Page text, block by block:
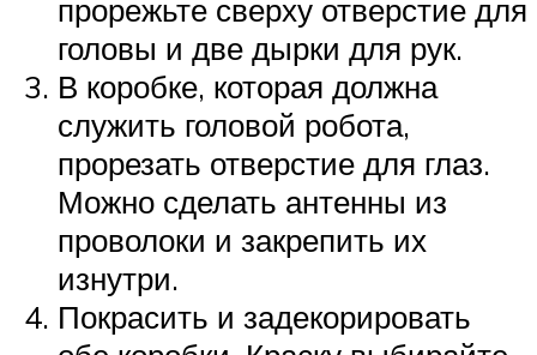
прорежьте сверху отверстие для
головы и две дырки для рук.
В коробке, которая должна
служить головой робота,
прорезать отверстие для глаз.
Можно сделать антенны из
проволоки и закрепить их
изнутри.
Покрасить и задекорировать